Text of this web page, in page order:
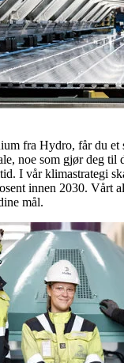
fra Hydro, får du et
noe som gjør deg til
I vår klimastrategi
innen 2030. Vårt
mål.